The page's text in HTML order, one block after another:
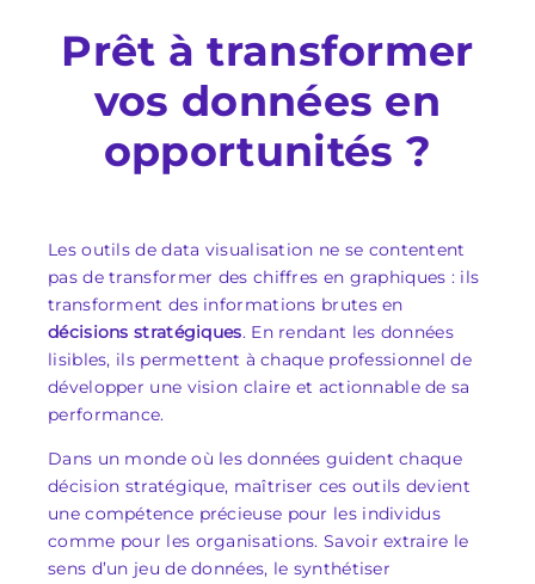
Prêt à transformer
vos données en
opportunités ?
Les outils de data visualisation ne se contentent
pas de transformer des chiffres en graphiques : ils
transforment des informations brutes en
décisions stratégiques. En rendant les données
lisibles, ils permettent à chaque professionnel de
développer une vision claire et actionnable de sa
performance.
Dans un monde où les données guident chaque
décision stratégique, maîtriser ces outils devient
une compétence précieuse pour les individus
comme pour les organisations. Savoir extraire le
sens d’un jeu de données, le synthétiser